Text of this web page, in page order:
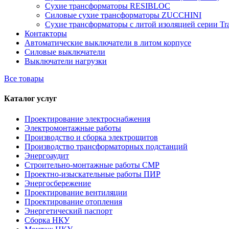
Сухие трансформаторы RESIBLOC
Силовые сухие трансформаторы ZUCCHINI
Сухие трансформаторы с литой изоляцией серии
Контакторы
Автоматические выключатели в литом корпусе
Силовые выключатели
Выключатели нагрузки
Все товары
Каталог услуг
Проектирование электроснабжения
Электромонтажные работы
Производство и сборка электрощитов
Производство трансформаторных подстанций
Энергоаудит
Строительно-монтажные работы СМР
Проектно-изыскательные работы ПИР
Энергосбережение
Проектирование вентиляции
Проектирование отопления
Энергетический паспорт
Сборка НКУ